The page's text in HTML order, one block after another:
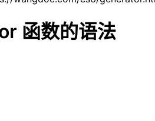
函数的语法